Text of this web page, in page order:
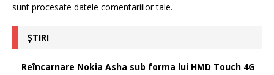
sunt procesate datele comentariilor tale.
ȘTIRI
Reîncarnare Nokia Asha sub forma lui HMD Touch 4G